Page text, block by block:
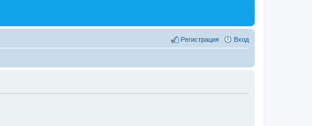
Вход
Регистрация